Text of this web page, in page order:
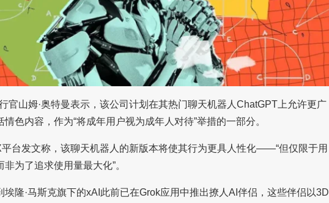
官山姆·奥特曼表示，该公司计划在其热门聊天机器人ChatGPT上允许更广
色内容，作为“将成年用户视为成年人对待”举措的一部分。
台发文称，该聊天机器人的新版本将使其行为更具人性化——“但仅限于用
非为了追求使用量最大化”。
埃隆·马斯克旗下的xAI此前已在Grok应用中推出撩人AI伴侣，这些伴侣以3D